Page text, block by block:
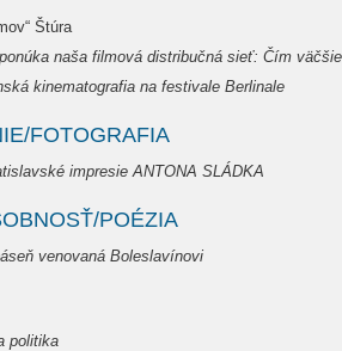
Štúra
naša filmová distribučná sieť: Čím
kinematografia na festivale Berlinale
FOTOGRAFIA
impresie ANTONA SLÁDKA
POÉZIA
venovaná Boleslavínovi
politika